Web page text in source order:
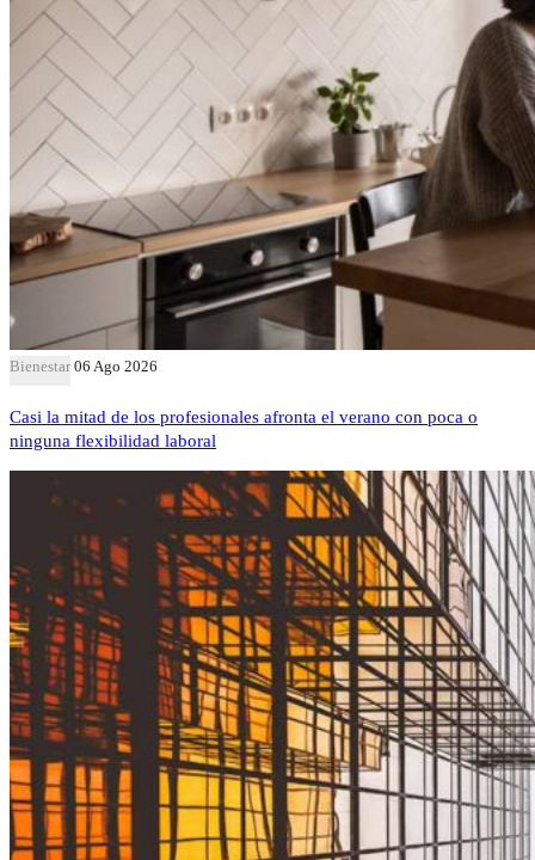
Bienestar 06 Ago 2026
Casi la mitad de los profesionales afronta el verano con poca o
ninguna flexibilidad laboral